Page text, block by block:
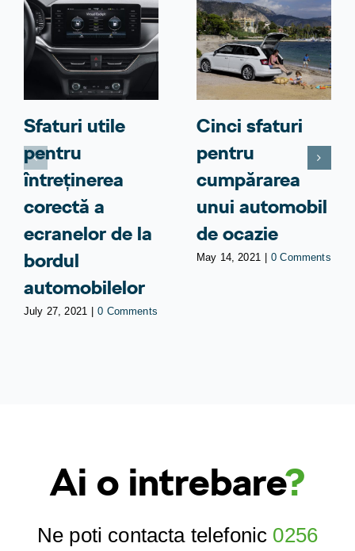
Sfaturi utile
pentru
întreținerea
corectă a
ecranelor de la
bordul
automobilelor
July 27, 2021 0 Comments
Cinci sfaturi
pentru
cumpărarea
unui automobil
de ocazie
May 14, 2021 0 Comments
Ai o intrebare?
Ne poti contacta telefonic 0256